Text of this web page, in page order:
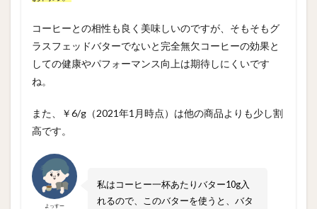
コーヒーとの相性も良く美味しいのですが、そもそもグ
ラスフェッドバターでないと完全無欠コーヒーの効果と
しての健康やパフォーマンス向上は期待しにくいです
ね。
また、￥6/g（2021年1月時点）は他の商品よりも少し割
高です。
よっすー
私はコーヒー一杯あたりバター10g入
れるので、このバターを使うと、バタ